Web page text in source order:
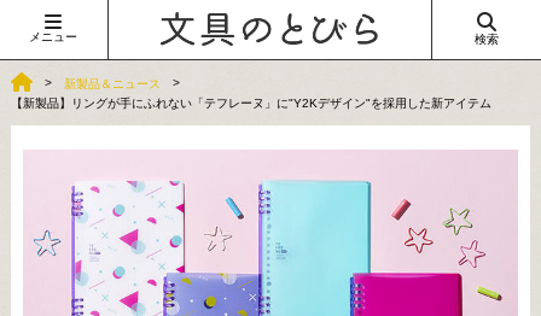
メニュー 検索
新製品＆ニュース
【新製品】リングが手にふれない「テフレーヌ」に"Y2Kデザイン"を採用した新アイテム